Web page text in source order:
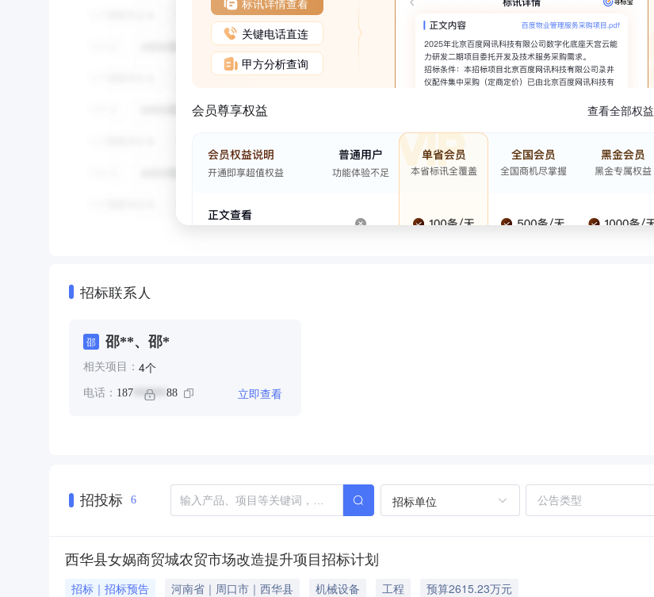
关键电话直连
甲方分析查询
会员尊享权益 查看全部权益
招标联系人
邵 邵**、邵*
相关项目： 4个
电话： 187 ****** 88 立即查看
招投标 6 招标单位
西华县女娲商贸城农贸市场改造提升项目招标计划
招标｜招标预告 河南省｜周口市｜西华县 机械设备 工程
预算2615.23万元